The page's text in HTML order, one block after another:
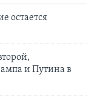
остается
и Путина в